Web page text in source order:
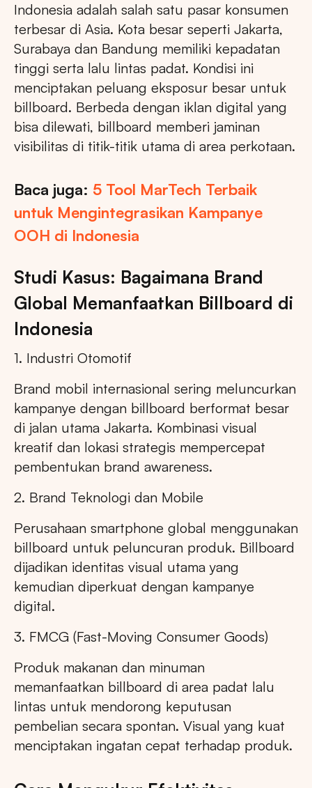
Indonesia adalah salah satu pasar konsumen
terbesar di Asia. Kota besar seperti Jakarta,
Surabaya dan Bandung memiliki kepadatan
tinggi serta lalu lintas padat. Kondisi ini
menciptakan peluang eksposur besar untuk
billboard. Berbeda dengan iklan digital yang
bisa dilewati, billboard memberi jaminan
visibilitas di titik-titik utama di area perkotaan.
Baca juga: 5 Tool MarTech Terbaik
untuk Mengintegrasikan Kampanye
OOH di Indonesia
Studi Kasus: Bagaimana Brand
Global Memanfaatkan Billboard di
Indonesia
1. Industri Otomotif
Brand mobil internasional sering meluncurkan
kampanye dengan billboard berformat besar
di jalan utama Jakarta. Kombinasi visual
kreatif dan lokasi strategis mempercepat
pembentukan brand awareness.
2. Brand Teknologi dan Mobile
Perusahaan smartphone global menggunakan
billboard untuk peluncuran produk. Billboard
dijadikan identitas visual utama yang
kemudian diperkuat dengan kampanye
digital.
3. FMCG (Fast-Moving Consumer Goods)
Produk makanan dan minuman
memanfaatkan billboard di area padat lalu
lintas untuk mendorong keputusan
pembelian secara spontan. Visual yang kuat
menciptakan ingatan cepat terhadap produk.